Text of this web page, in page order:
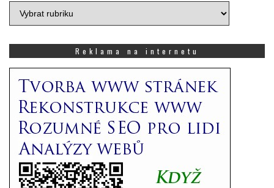
Vyberte
si,
zajímá
Reklama na internetu